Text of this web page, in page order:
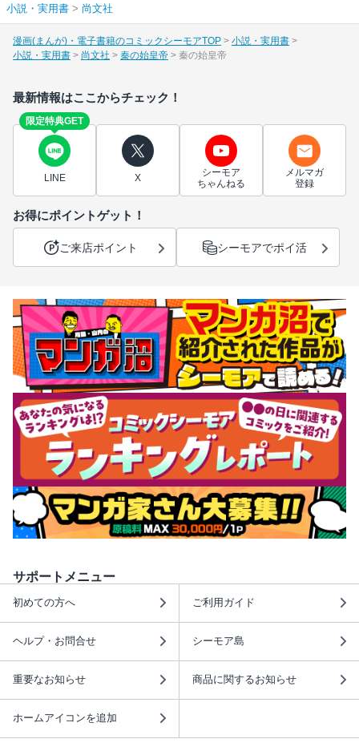
小説・実用書 > 尚文社
漫画(まんが)・電子書籍のコミックシーモアTOP
小説・実用書
小説・実用書
尚文社 秦の始皇帝 秦の始皇帝
最新情報はここからチェック！
限定特典GET
LINE X
シーモア
ちゃんねる
メルマガ
登録
お得にポイントゲット！
ご来店ポイント シーモアでポイ活
サポートメニュー
初めての方へ ご利用ガイド
ヘルプ・お問合せ シーモア島
重要なお知らせ 商品に関するお知らせ
ホームアイコンを追加